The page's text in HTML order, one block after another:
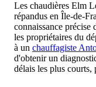
Les chaudières Elm
répandus en Île-de-
connaissance
les propriétaires du
à un chauffagiste
d'obtenir un
délais les plus